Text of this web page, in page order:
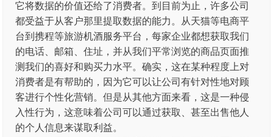
它将数据的价值还给了消费者。到目前为止，许多公司
都受益于从客户那里提取数据的能力。从天猫等电商平
台到携程等旅游机酒服务平台，每家企业都想获取我们
的电话、邮箱、住址，并从我们平常浏览的商品页面推
测我们的喜好和购买力水平。确实，这在某种程度上对
消费者是有帮助的，因为它可以让公司有针对性地对顾
客进行个性化营销。但是从其他方面来看，这是一种侵
入性行为，这意味着公司可以通过获取、甚至出售他人
的个人信息来谋取利益。